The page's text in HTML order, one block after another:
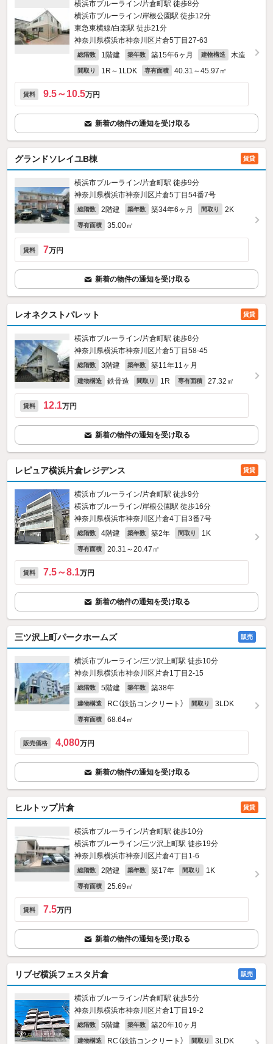
横浜市ブルーライン/片倉町駅 徒歩8分
横浜市ブルーライン/岸根公園駅 徒歩12分
東急東横線/白楽駅 徒歩21分
神奈川県横浜市神奈川区片倉5丁目27-63
総階数 1階建 築年数 築15年6ヶ月 建物構造 木造
間取り 1R～1LDK 専有面積 40.31～45.97㎡
賃料 9.5～10.5万円
新着の物件の通知を受け取る
グランドソレイユB棟 賃貸
横浜市ブルーライン/片倉町駅 徒歩9分
神奈川県横浜市神奈川区片倉5丁目54番7号
総階数 2階建 築年数 築34年6ヶ月 間取り 2K
専有面積 35.00㎡
賃料 7万円
新着の物件の通知を受け取る
レオネクストパレット 賃貸
横浜市ブルーライン/片倉町駅 徒歩8分
神奈川県横浜市神奈川区片倉5丁目58-45
総階数 3階建 築年数 築11年11ヶ月
建物構造 鉄骨造 間取り 1R 専有面積 27.32㎡
賃料 12.1万円
新着の物件の通知を受け取る
レピュア横浜片倉レジデンス 賃貸
横浜市ブルーライン/片倉町駅 徒歩9分
横浜市ブルーライン/岸根公園駅 徒歩16分
神奈川県横浜市神奈川区片倉4丁目3番7号
総階数 4階建 築年数 築2年 間取り 1K
専有面積 20.31～20.47㎡
賃料 7.5～8.1万円
新着の物件の通知を受け取る
三ツ沢上町パークホームズ 販売
横浜市ブルーライン/三ツ沢上町駅 徒歩10分
神奈川県横浜市神奈川区片倉1丁目2-15
総階数 5階建 築年数 築38年
建物構造 RC（鉄筋コンクリート） 間取り 3LDK
専有面積 68.64㎡
販売価格 4,080万円
新着の物件の通知を受け取る
ヒルトップ片倉 賃貸
横浜市ブルーライン/片倉町駅 徒歩10分
横浜市ブルーライン/三ツ沢上町駅 徒歩19分
神奈川県横浜市神奈川区片倉4丁目1-6
総階数 2階建 築年数 築17年 間取り 1K
専有面積 25.69㎡
賃料 7.5万円
新着の物件の通知を受け取る
リブゼ横浜フェスタ片倉 販売
横浜市ブルーライン/片倉町駅 徒歩5分
神奈川県横浜市神奈川区片倉1丁目19-2
総階数 5階建 築年数 築20年10ヶ月
建物構造 RC（鉄筋コンクリート） 間取り 3LDK